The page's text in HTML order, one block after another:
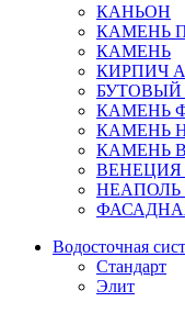
КАНЬОН
КАМЕНЬ
КАМЕНЬ
КИРПИЧ
КАМЕНЬ
КАМЕНЬ
КАМЕНЬ
ВЕНЕЦИЯ
НЕАПОЛЬ
Водосточная
Стандарт
Элит